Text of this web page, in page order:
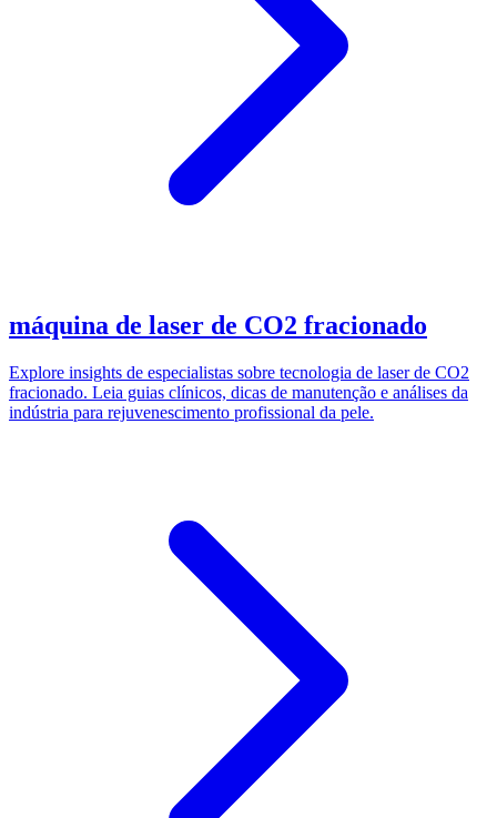
máquina de laser de CO2 fracionado
Explore insights de especialistas sobre tecnologia de laser de CO2
fracionado. Leia guias clínicos, dicas de manutenção e análises da
indústria para rejuvenescimento profissional da pele.